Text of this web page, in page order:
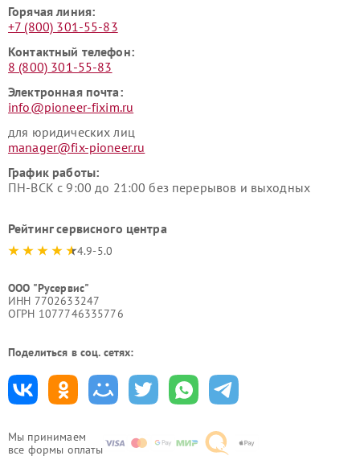
Мы принимаем
все формы оплаты
Горячая линия:
+7 (800) 301-55-83
Контактный телефон:
8 (800) 301-55-83
Электронная почта:
info@pioneer-fixim.ru
для юридических лиц
manager@fix-pioneer.ru
График работы:
ПН-ВСК с 9:00 до 21:00 без перерывов и выходных
Рейтинг сервисного центра
4.9-5.0
ООО "Русервис"
ИНН 7702633247
ОГРН 1077746335776
Поделиться в соц. сетях: